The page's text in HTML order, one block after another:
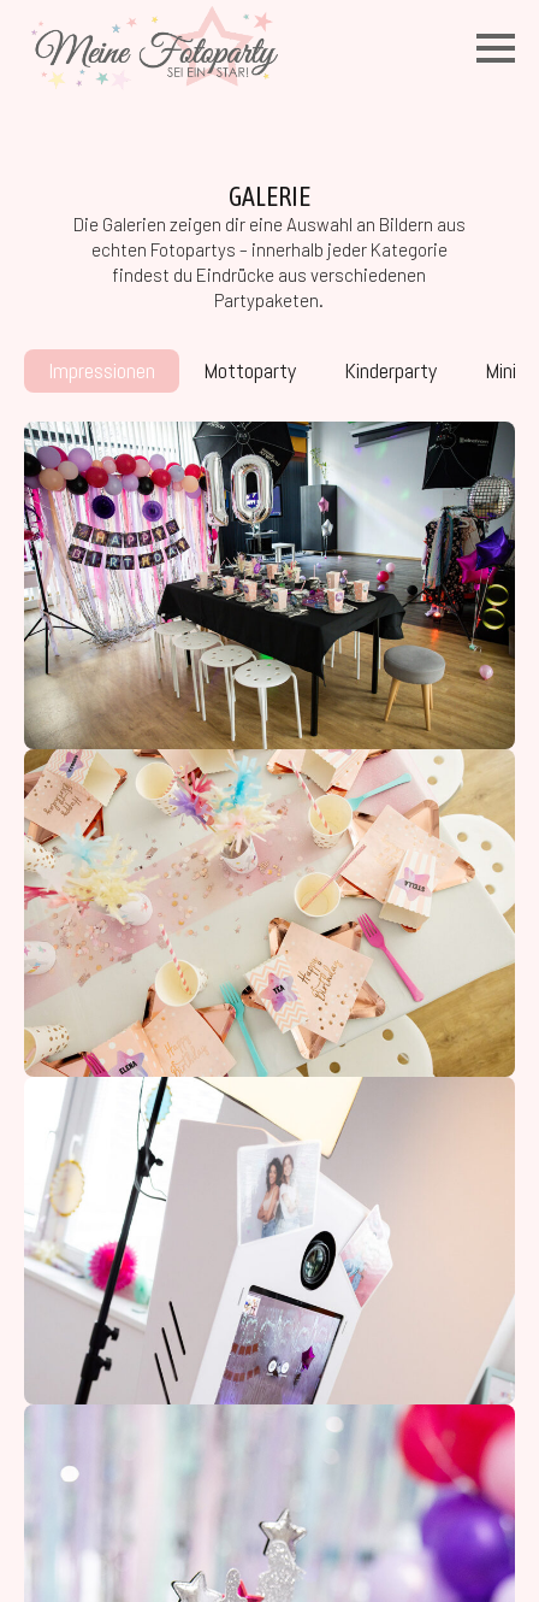
GALERIE
Die Galerien zeigen dir eine Auswahl an Bildern aus
echten Fotopartys – innerhalb jeder Kategorie
findest du Eindrücke aus verschiedenen
Partypaketen.
Impressionen Mottoparty Kinderparty